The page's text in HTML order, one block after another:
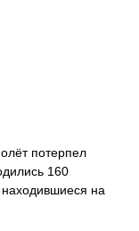
потерпел
160
на